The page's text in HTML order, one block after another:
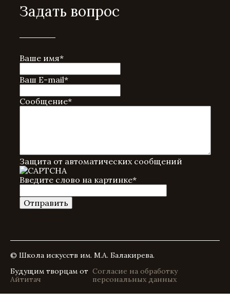
Задать вопрос
Ваше имя*
Ваш E-mail*
Сообщение*
Защита от автоматических сообщений
Введите слово на картинке*
© Школа искусств им. М.А. Балакирева.
Будущим творцам от
Айтитач
Согласие на обработку
персональных данных